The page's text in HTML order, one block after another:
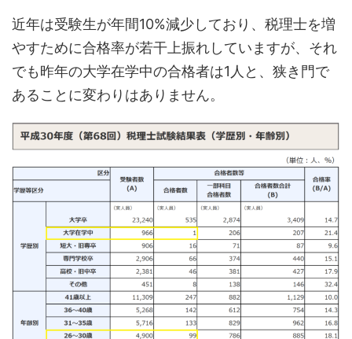
近年は受験生が年間10%減少しており、税理士を増
やすために合格率が若干上振れしていますが、それ
でも昨年の大学在学中の合格者は1人と、狭き門で
あることに変わりはありません。